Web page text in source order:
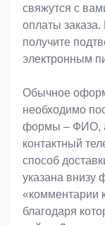
свяжутся с
оплаты
получите
электронным
Обычное
необходимо
формы – ФИО,
контактный
способ
указана внизу
«комментарии
благодаря